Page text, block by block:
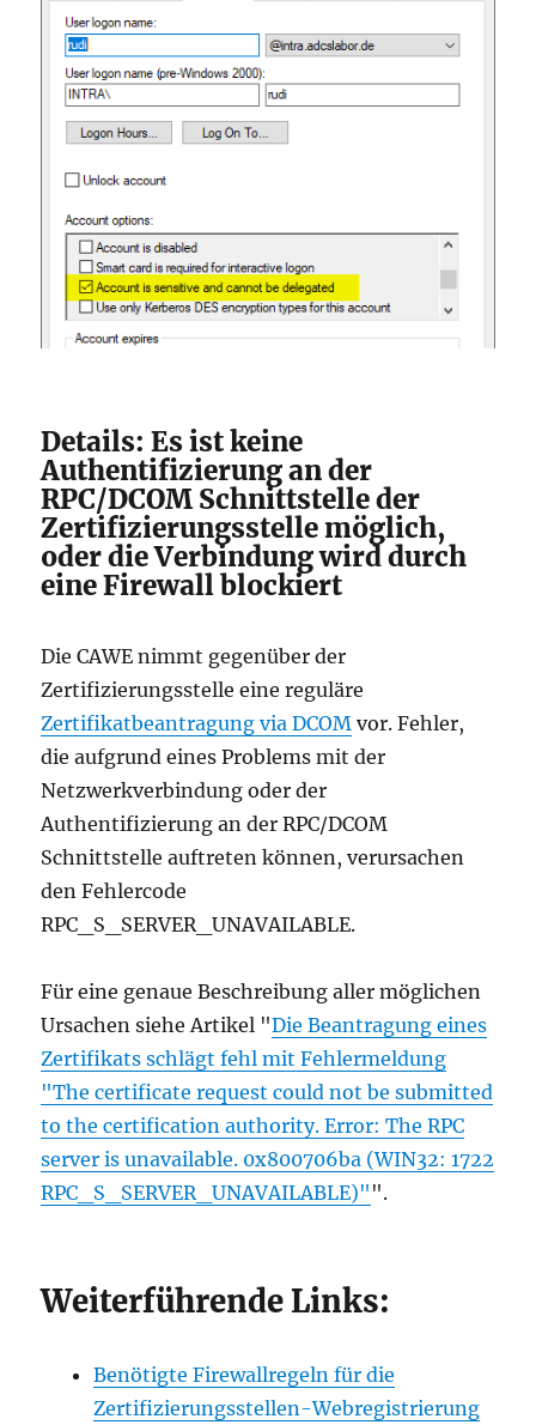
Details: Es ist keine
Authentifizierung an der
RPC/DCOM Schnittstelle der
Zertifizierungsstelle möglich,
oder die Verbindung wird durch
eine Firewall blockiert
Die CAWE nimmt gegenüber der
Zertifizierungsstelle eine reguläre
Zertifikatbeantragung via DCOM vor. Fehler,
die aufgrund eines Problems mit der
Netzwerkverbindung oder der
Authentifizierung an der RPC/DCOM
Schnittstelle auftreten können, verursachen
den Fehlercode
RPC_S_SERVER_UNAVAILABLE.
Für eine genaue Beschreibung aller möglichen
Ursachen siehe Artikel "Die Beantragung eines
Zertifikats schlägt fehl mit Fehlermeldung
"The certificate request could not be submitted
to the certification authority. Error: The RPC
server is unavailable. 0x800706ba (WIN32: 1722
RPC_S_SERVER_UNAVAILABLE)" ".
Weiterführende Links:
Benötigte Firewallregeln für die
Zertifizierungsstellen-Webregistrierung